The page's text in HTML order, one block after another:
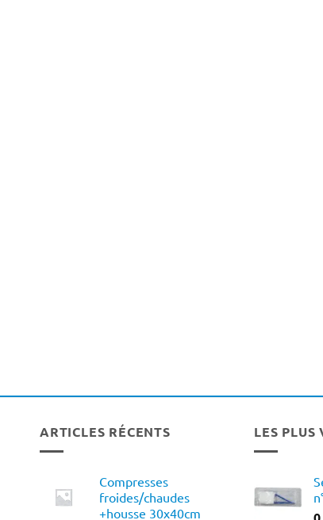
ARTICLES RÉCENTS
Compresses
froides/chaudes
+housse 30x40cm
LES PLUS